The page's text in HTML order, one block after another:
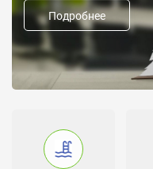
Формы пребывания и
Дневная, 5-дневка
Группы:
Младшая, Средняя,
Подробнее